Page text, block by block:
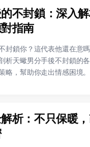
不封鎖：深入
指南
封鎖你？這代表他還在意
析天蠍男分手後不封鎖的
略，幫助你走出情感困境。
析：不只保暖